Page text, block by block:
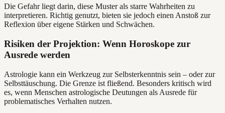
Die Gefahr liegt darin, diese Muster als starre Wahrheiten zu
interpretieren. Richtig genutzt, bieten sie jedoch einen Anstoß zur
Reflexion über eigene Stärken und Schwächen.
Risiken der Projektion: Wenn Horoskope zur
Ausrede werden
Astrologie kann ein Werkzeug zur Selbsterkenntnis sein – oder zur
Selbsttäuschung. Die Grenze ist fließend. Besonders kritisch wird
es, wenn Menschen astrologische Deutungen als Ausrede für
problematisches Verhalten nutzen.